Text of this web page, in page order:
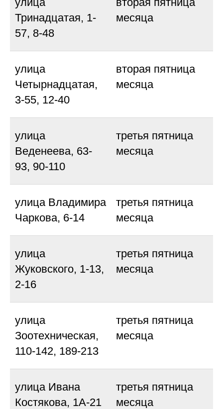
Тринадцатая, 1-
57, 8-48
месяца
улица
Четырнадцатая,
3-55, 12-40
вторая пятница
месяца
улица
Веденеева, 63-
93, 90-110
третья пятница
месяца
улица Владимира
Чаркова, 6-14
третья пятница
месяца
улица
Жуковского, 1-13,
2-16
третья пятница
месяца
улица
Зоотехническая,
110-142, 189-213
третья пятница
месяца
улица Ивана
Костякова, 1А-21
третья пятница
месяца